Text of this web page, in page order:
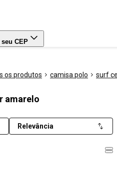
CEP
os produtos camisa polo surf
amarelo
Relevância